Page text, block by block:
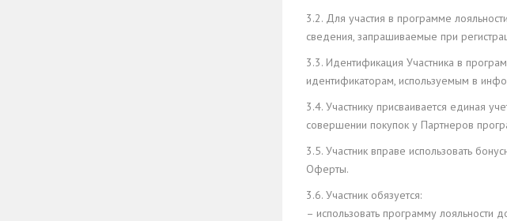
3.2. Для участия в программе
сведения, запрашиваемые при
3.3. Идентификация Участника в
идентификаторам, используемым в
3.4. Участнику присваивается единая
совершении покупок у Партнеров
3.5. Участник вправе использовать
Оферты.
3.6. Участник обязуется:
– использовать программу лояльности